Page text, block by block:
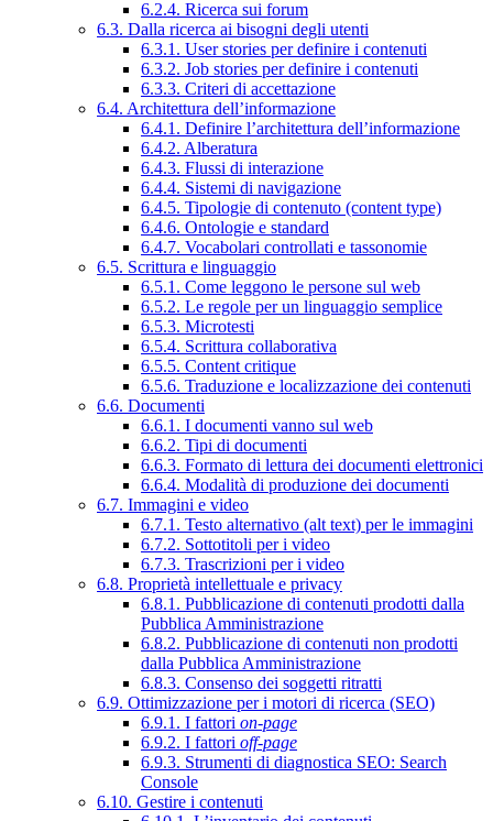
6.2.4. Ricerca sui forum
6.3. Dalla ricerca ai bisogni degli utenti
6.3.1. User stories per definire i contenuti
6.3.2. Job stories per definire i contenuti
6.3.3. Criteri di accettazione
6.4. Architettura dell’informazione
6.4.1. Definire l’architettura dell’informazione
6.4.2. Alberatura
6.4.3. Flussi di interazione
6.4.4. Sistemi di navigazione
6.4.5. Tipologie di contenuto (content type)
6.4.6. Ontologie e standard
6.4.7. Vocabolari controllati e tassonomie
6.5. Scrittura e linguaggio
6.5.1. Come leggono le persone sul web
6.5.2. Le regole per un linguaggio semplice
6.5.3. Microtesti
6.5.4. Scrittura collaborativa
6.5.5. Content critique
6.5.6. Traduzione e localizzazione dei contenuti
6.6. Documenti
6.6.1. I documenti vanno sul web
6.6.2. Tipi di documenti
6.6.3. Formato di lettura dei documenti elettronici
6.6.4. Modalità di produzione dei documenti
6.7. Immagini e video
6.7.1. Testo alternativo (alt text) per le immagini
6.7.2. Sottotitoli per i video
6.7.3. Trascrizioni per i video
6.8. Proprietà intellettuale e privacy
6.8.1. Pubblicazione di contenuti prodotti dalla
Pubblica Amministrazione
6.8.2. Pubblicazione di contenuti non prodotti
dalla Pubblica Amministrazione
6.8.3. Consenso dei soggetti ritratti
6.9. Ottimizzazione per i motori di ricerca (SEO)
6.9.1. I fattori on-page
6.9.2. I fattori off-page
6.9.3. Strumenti di diagnostica SEO: Search
Console
6.10. Gestire i contenuti